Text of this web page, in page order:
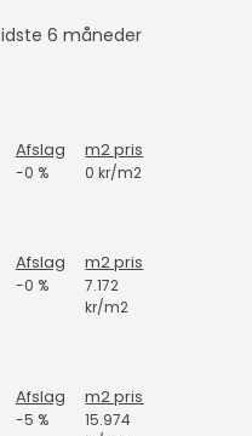
6 måneder
Afslag m2 pris
-0 % 0 kr/m2
Afslag m2 pris
-0 %
7.172
kr/m2
Afslag m2 pris
-5 %
15.974